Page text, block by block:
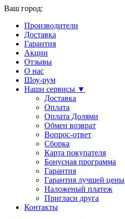
Ваш город:
Производители
Доставка
Гарантия
Акции
Отзывы
О нас
Шоу-рум
Наши сервисы ▼
Доставка
Оплата
Оплата Долями
Обмен возврат
Вопрос-ответ
Сборка
Карта покупателя
Бонусная программа
Гарантия
Гарантия лучшей цены
Наложеный платеж
Пригласи друга
Контакты